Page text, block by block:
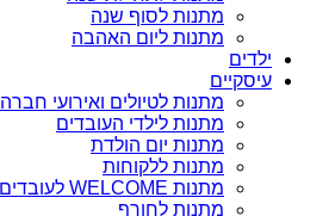
מתנות לסוף שנה
מתנות ליום האהבה
ילדים
עיסקיים
מתנות לטיולים ואירועי חברה
מתנות לילדי העובדים
מתנות יום הולדת
מתנות ללקוחות
מתנות WELCOME לעובדים
מתנות לחורף